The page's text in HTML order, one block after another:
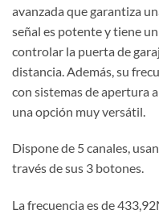
avanzada que garantiza
señal es potente y tiene
controlar la puerta de
distancia. Además, su
con sistemas de apertura
una opción muy versátil.
Dispone de 5 canales,
través de sus 3 botones.
La frecuencia es de